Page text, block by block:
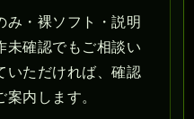
み・裸ソフト・説明
未確認でもご相談い
いただければ、確認
内します。